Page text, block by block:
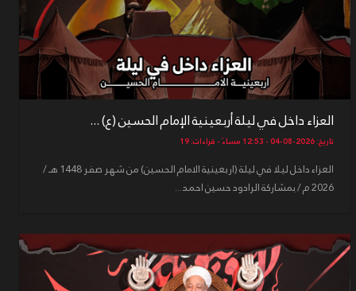
العزاء داخل في ليلة أربعينية الإمام الحسين (ع) ...
تاريخ: 2026-08-04 - 12:53 مساءً - قراءات: 19
العزاء داخل ليلا في ليلة (اربعينية الامام الحسين) من شهر صفر 1448 هـ /
2026 م / بمشاركة الرادود حسين احمد...